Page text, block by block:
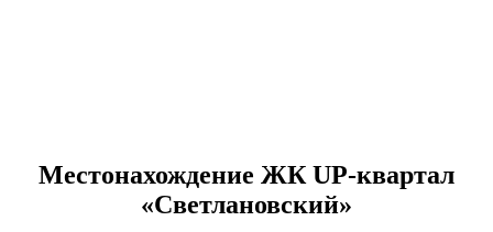
Местонахождение ЖК UP-квартал
«Светлановский»